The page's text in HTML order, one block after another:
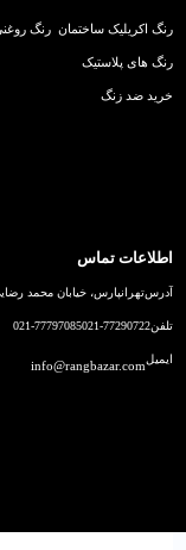
رنگ اکریلیک ساختمان
رنگ های پلاستیک
خرید ضد زنگ
رنگ
اطلاعات تماس
آدرستهرانپارس، خیابان محمد رضایی(121)، بن بست 148
تلفن021-77290722
021-77797085
ایمیلinfo@rangbazar.com